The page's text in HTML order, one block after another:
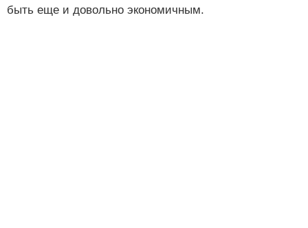
быть еще и довольно экономичным.